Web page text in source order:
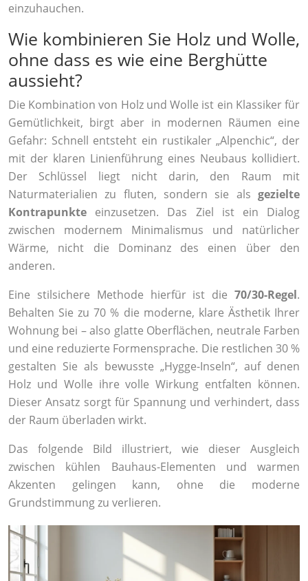
einzuhauchen.
Wie kombinieren Sie Holz und Wolle,
ohne dass es wie eine Berghütte
aussieht?
Die Kombination von Holz und Wolle ist ein Klassiker für
Gemütlichkeit, birgt aber in modernen Räumen eine
Gefahr: Schnell entsteht ein rustikaler „Alpenchic“, der
mit der klaren Linienführung eines Neubaus kollidiert.
Der Schlüssel liegt nicht darin, den Raum mit
Naturmaterialien zu fluten, sondern sie als gezielte
Kontrapunkte einzusetzen. Das Ziel ist ein Dialog
zwischen modernem Minimalismus und natürlicher
Wärme, nicht die Dominanz des einen über den
anderen.
Eine stilsichere Methode hierfür ist die 70/30-Regel.
Behalten Sie zu 70 % die moderne, klare Ästhetik Ihrer
Wohnung bei – also glatte Oberflächen, neutrale Farben
und eine reduzierte Formensprache. Die restlichen 30 %
gestalten Sie als bewusste „Hygge-Inseln“, auf denen
Holz und Wolle ihre volle Wirkung entfalten können.
Dieser Ansatz sorgt für Spannung und verhindert, dass
der Raum überladen wirkt.
Das folgende Bild illustriert, wie dieser Ausgleich
zwischen kühlen Bauhaus-Elementen und warmen
Akzenten gelingen kann, ohne die moderne
Grundstimmung zu verlieren.